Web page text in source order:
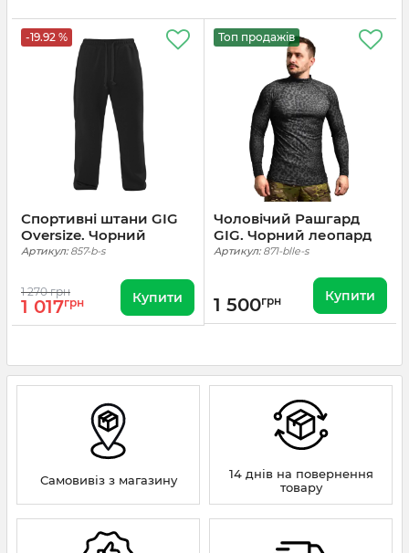
-19.92 %
Спортивні штани GIG
Oversize. Чорний
Артикул:857-b-s
1 270 грн
1 017грн Купити
Топ продажів
Чоловічий Рашгард
GIG. Чорний леопард
Артикул:871-blle-s
1 500грн Купити
Самовивіз з магазину
14 днів на повернення
товару